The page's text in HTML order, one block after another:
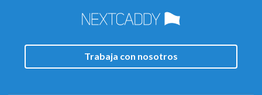
Trabaja con nosotros